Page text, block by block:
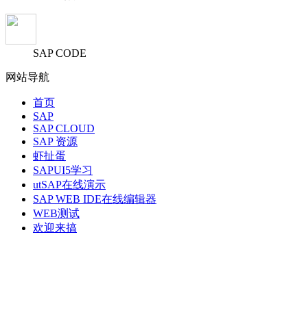
SAP CODE
网站导航
首页
SAP
SAP CLOUD
SAP 资源
虾扯蛋
SAPUI5学习
utSAP在线演示
SAP WEB IDE在线编辑器
WEB测试
欢迎来搞